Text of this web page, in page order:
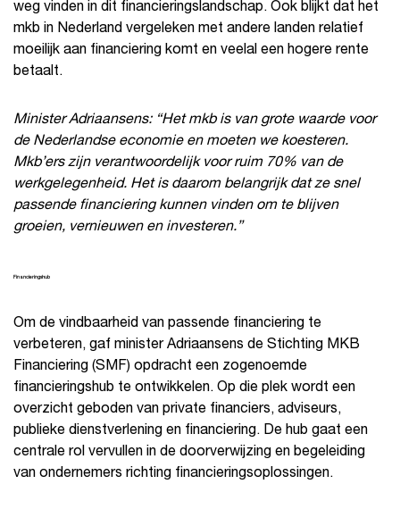
weg vinden in dit financieringslandschap. Ook blijkt dat het
mkb in Nederland vergeleken met andere landen relatief
moeilijk aan financiering komt en veelal een hogere rente
betaalt.
Minister Adriaansens: “Het mkb is van grote waarde voor
de Nederlandse economie en moeten we koesteren.
Mkb’ers zijn verantwoordelijk voor ruim 70% van de
werkgelegenheid. Het is daarom belangrijk dat ze snel
passende financiering kunnen vinden om te blijven
groeien, vernieuwen en investeren.”
Financieringshub
Om de vindbaarheid van passende financiering te
verbeteren, gaf minister Adriaansens de Stichting MKB
Financiering (SMF) opdracht een zogenoemde
financieringshub te ontwikkelen. Op die plek wordt een
overzicht geboden van private financiers, adviseurs,
publieke dienstverlening en financiering. De hub gaat een
centrale rol vervullen in de doorverwijzing en begeleiding
van ondernemers richting financieringsoplossingen.